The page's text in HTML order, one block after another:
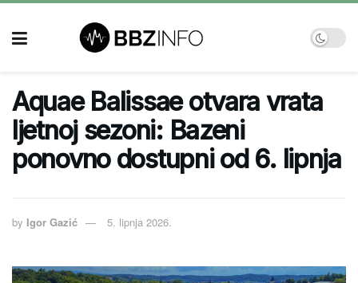
Aquae Balissae otvara vrata
ljetnoj sezoni: Bazeni
ponovno dostupni od 6. lipnja
by Igor Gazić 5. lipnja 2026.